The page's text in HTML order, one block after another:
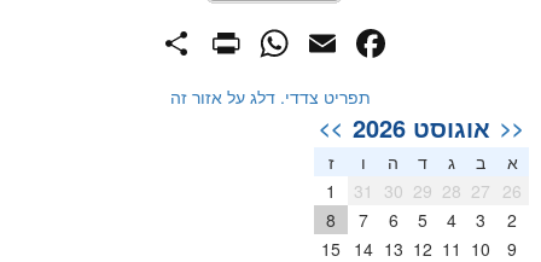
Facebook
Email
WhatsApp
תפריט צדדי. דלג על אזור זה
<< אוגוסט 2026 >>
א ב ג ד ה
ז
26
27
28
29
30
31
2
3
4
5
6
7
8
9
10
11
12
13
14
15